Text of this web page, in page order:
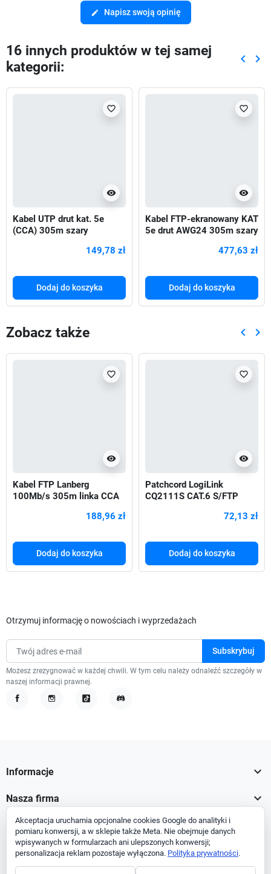
edit Napisz swoją opinię
16 innych produktów w tej samej
kategorii:
keyboard_arrow_left keyboard_arrow_right
visibility
favorite_border
Kabel UTP drut kat. 5e
(CCA) 305m szary
149,78 zł
Dodaj do koszyka
visibility
favorite_border
Kabel FTP-ekranowany KAT
5e drut AWG24 305m szary
477,63 zł
Dodaj do koszyka
Zobacz także keyboard_arrow_left keyboard_arrow_right
visibility
favorite_border
Kabel FTP Lanberg
100Mb/s 305m linka CCA
188,96 zł
Dodaj do koszyka
visibility
favorite_border
Patchcord LogiLink
CQ2111S CAT.6 S/FTP
72,13 zł
Dodaj do koszyka
Otrzymuj informację o nowościach i wyprzedażach
Możesz zrezygnować w każdej chwili. W tym celu należy odnaleźć szczegóły w
naszej informacji prawnej.
Informacje 
Nasza firma 
Twoje konto
Informacja o sklepie
Akceptacja uruchamia opcjonalne cookies Google do analityki i
pomiaru konwersji, a w sklepie także Meta. Nie obejmuje danych
wpisywanych w formularzach ani ulepszonych konwersji;
personalizacja reklam pozostaje wyłączona. Polityka prywatności.